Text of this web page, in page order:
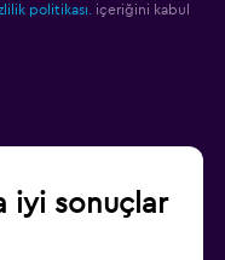
politikası.
içeriğini kabul
iyi sonuçlar